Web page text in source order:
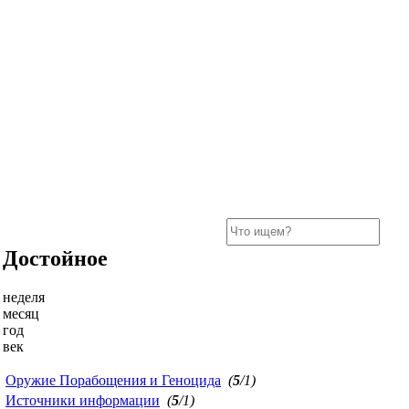
Достойное
неделя
месяц
год
век
Оружие Порабощения и Геноцида (5/1)
Источники информации (5/1)